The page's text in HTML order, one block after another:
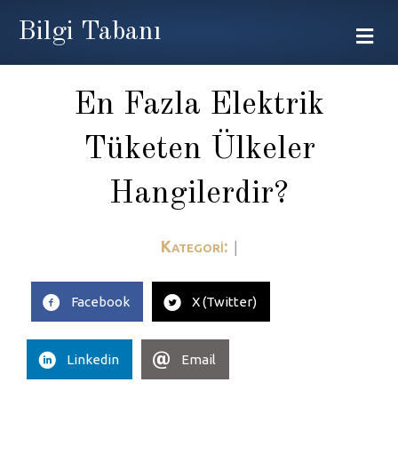
Bilgi Tabanı
En Fazla Elektrik
Tüketen Ülkeler
Hangilerdir?
Kategori:
Facebook X (Twitter)
Linkedin Email